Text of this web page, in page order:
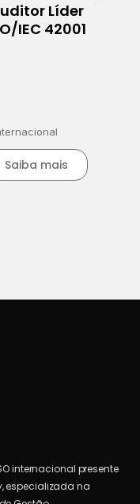
internacional presente
especializada na